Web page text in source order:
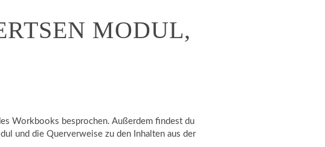
MODUL,
Workbooks besprochen. Außerdem findest du
und die Querverweise zu den Inhalten aus der